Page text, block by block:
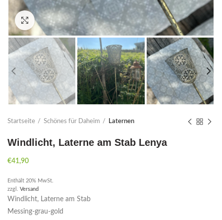
Click to enlarge
Startseite Schönes für Daheim Laternen
Windlicht, Laterne am Stab Lenya
€41,90
Enthält 20% MwSt.
zzgl. Versand
Windlicht, Laterne am Stab
Messing-grau-gold